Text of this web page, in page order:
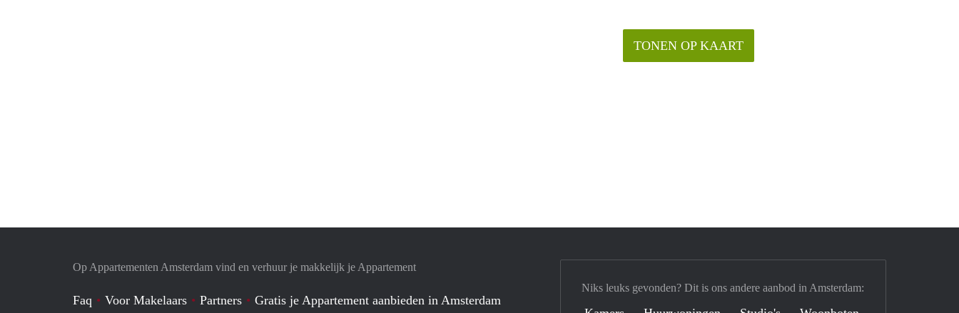
TONEN OP KAART
Op Appartementen Amsterdam vind en verhuur je makkelijk je Appartement
Faq Voor Makelaars Partners Gratis je Appartement aanbieden in Amsterdam
Niks leuks gevonden? Dit is ons andere aanbod in Amsterdam: